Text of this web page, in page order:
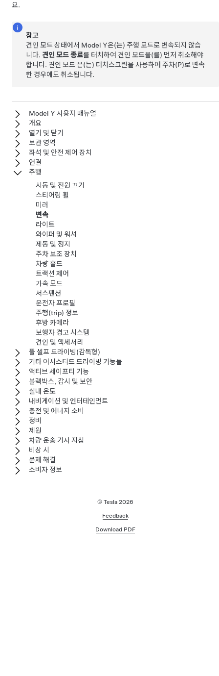
요.
참고
견인 모드상태에서 Model Y은(는) 주행 모드로 변속되지 않습
니다. 견인 모드 종료를 터치하여 견인 모드을(를) 먼저 취소해야
합니다. 견인 모드은(는) 터치스크린을 사용하여 주차(P)로 변속
한 경우에도 취소됩니다.
Model Y 사용자 매뉴얼
개요
열기 및 닫기
보관 영역
좌석 및 안전 제어 장치
연결
주행
시동 및 전원 끄기
스티어링 휠
미러
변속
라이트
와이퍼 및 워셔
제동 및 정지
주차 보조 장치
차량 홀드
트랙션 제어
가속 모드
서스펜션
운전자 프로필
주행(trip) 정보
후방 카메라
보행자 경고 시스템
견인 및 액세서리
풀 셀프 드라이빙(감독형)
기타 어시스티드 드라이빙 기능들
액티브 세이프티 기능
블랙박스, 감시 및 보안
실내 온도
내비게이션 및 엔터테인먼트
충전 및 에너지 소비
정비
제원
차량 운송 기사 지침
비상 시
문제 해결
소비자 정보
© Tesla 2026
Feedback
Download PDF